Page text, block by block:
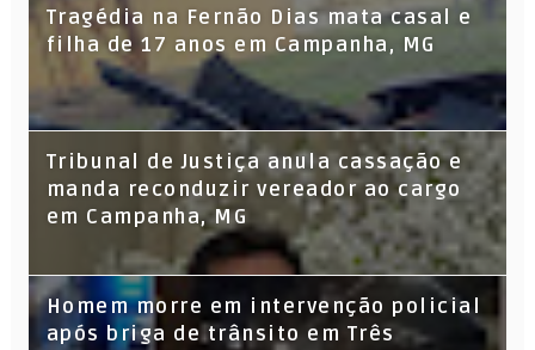
Tragédia na Fernão Dias mata casal e
filha de 17 anos em Campanha, MG
Tribunal de Justiça anula cassação e
manda reconduzir vereador ao cargo
em Campanha, MG
Homem morre em intervenção policial
após briga de trânsito em Três